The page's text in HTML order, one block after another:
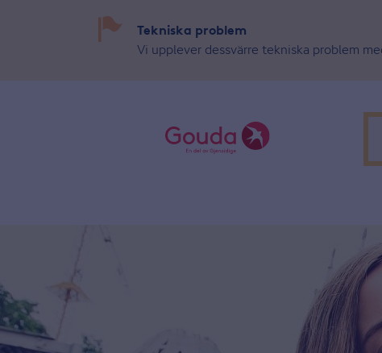
Tekniska problem
Vi upplever dessvärre tekniska problem